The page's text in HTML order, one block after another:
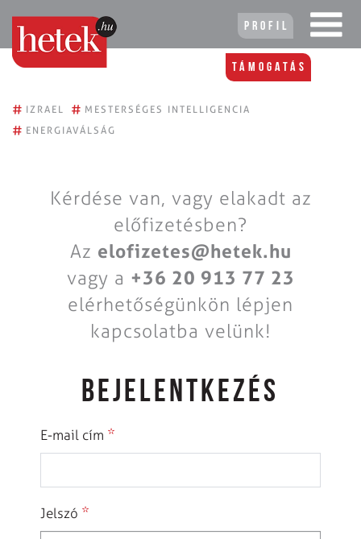
Profil
Támogatás
# IZRAEL # MESTERSÉGES INTELLIGENCIA
# ENERGIAVÁLSÁG
Kérdése van, vagy elakadt az
előfizetésben?
Az elofizetes@hetek.hu
vagy a +36 20 913 77 23
elérhetőségünkön lépjen
kapcsolatba velünk!
BEJELENTKEZÉS
E-mail cím *
Jelszó *